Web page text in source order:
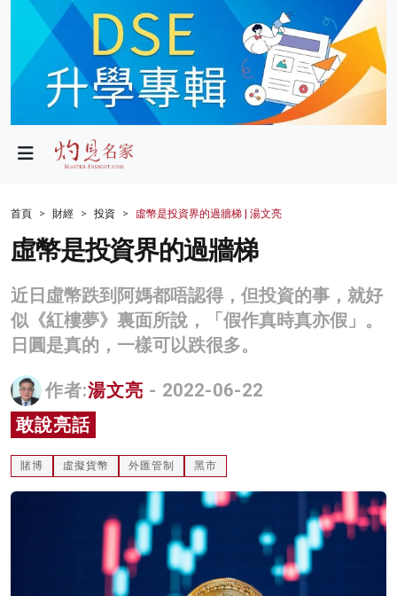
政局
財經
生活
商業
科技
影片
名家榜
灼見活動
關於我們
首頁 財經 投資 虛幣是投資界的過牆梯 | 湯文亮
虛幣是投資界的過牆梯
近日虛幣跌到阿媽都唔認得，但投資的事，就好
似《紅樓夢》裏面所說，「假作真時真亦假」。
日圓是真的，一樣可以跌很多。
作者:湯文亮 - 2022-06-22
敢說亮話
賭博 虛擬貨幣 外匯管制 黑市